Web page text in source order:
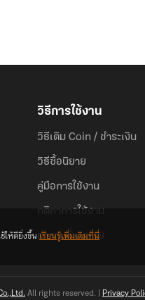
วิธีการใช้งาน
วิธีเติม Coin / ชำระเงิน
วิธีซื้อนิยาย
คู่มือการใช้งาน
กติกาการใช้งาน
คำถามที่พบบ่อย
All rights reserved. | Privacy
ห้ดียิ่งขึ้นเรียนรู้เพิ่มเติมที่นี่